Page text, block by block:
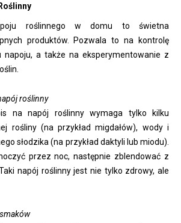
roślinnego w domu to świetna
produktów. Pozwala to na kontrolę
napoju, a także na eksperymentowanie z
roślinny
na napój roślinny wymaga tylko kilku
rośliny (na przykład migdałów), wody i
słodzika (na przykład daktyli lub miodu).
przez noc, następnie zblendować z
napój roślinny jest nie tylko zdrowy, ale